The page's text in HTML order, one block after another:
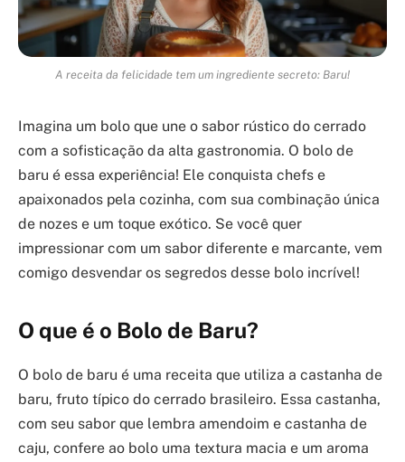
A receita da felicidade tem um ingrediente secreto: Baru!
Imagina um bolo que une o sabor rústico do cerrado
com a sofisticação da alta gastronomia. O bolo de
baru é essa experiência! Ele conquista chefs e
apaixonados pela cozinha, com sua combinação única
de nozes e um toque exótico. Se você quer
impressionar com um sabor diferente e marcante, vem
comigo desvendar os segredos desse bolo incrível!
O que é o Bolo de Baru?
O bolo de baru é uma receita que utiliza a castanha de
baru, fruto típico do cerrado brasileiro. Essa castanha,
com seu sabor que lembra amendoim e castanha de
caju, confere ao bolo uma textura macia e um aroma